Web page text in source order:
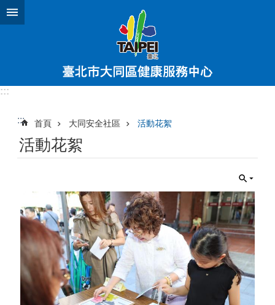
跳到主要內容區塊
:::
::: 首頁 大同安全社區 活動花絮
活動花絮